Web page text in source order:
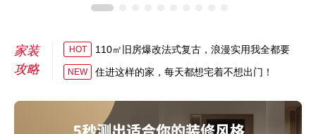
家装
攻略
HOT 110㎡旧房爆改法式复古，浪漫实用我全都要
NEW 住进这样的家，每天都想宅着不想出门！